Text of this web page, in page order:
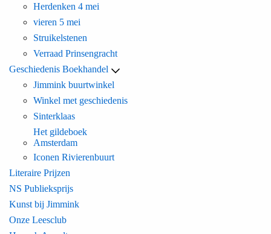
Herdenken 4 mei
vieren 5 mei
Struikelstenen
Verraad Prinsengracht
Geschiedenis Boekhandel
Jimmink buurtwinkel
Winkel met geschiedenis
Sinterklaas
Het gildeboek
Amsterdam
Iconen Rivierenbuurt
Literaire Prijzen
NS Publieksprijs
Kunst bij Jimmink
Onze Leesclub